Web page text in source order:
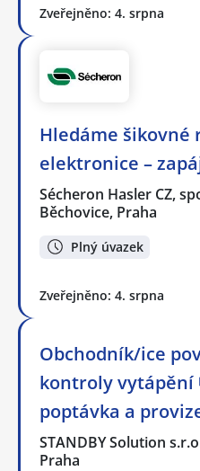
Zveřejněno: 4. srpna
Hledáme šikovné
elektronice –
Sécheron Hasler CZ,
Běchovice, Praha
Plný úvazek
Zveřejněno: 4. srpna
Obchodník/ice
kontroly vytápění
poptávka a
STANDBY Solution
Praha